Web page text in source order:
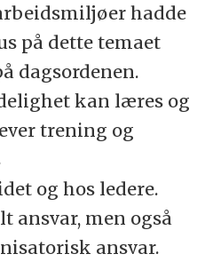
hadde
på dette temaet
dagsordenen.
kan læres og
trening og
og hos ledere.
ansvar, men også
ansvar.